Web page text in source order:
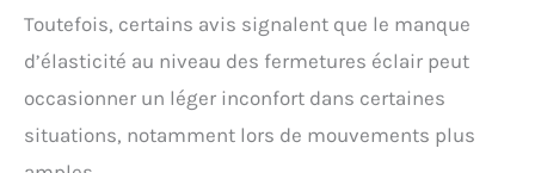
Toutefois, certains avis signalent que le manque
d’élasticité au niveau des fermetures éclair peut
occasionner un léger inconfort dans certaines
situations, notamment lors de mouvements plus